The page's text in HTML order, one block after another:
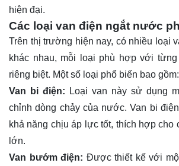
hiện đại.
Các loại van điện ngắt nước
Trên thị trường hiện nay, có nhiều loại
khác nhau, mỗi loại phù hợp với
riêng biệt. Một số loại phổ biến bao gồm:
Van bi điện: Loại van này sử dụng
chỉnh dòng chảy của nước. Van bi
khả năng chịu áp lực tốt, thích hợp cho
lớn.
Van bướm điện: Được thiết kế với